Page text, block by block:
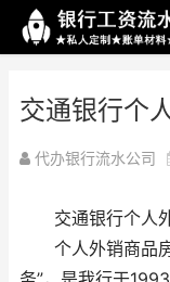
交通银行个
代办银行流水公司
交通银行个人
个人外销商品